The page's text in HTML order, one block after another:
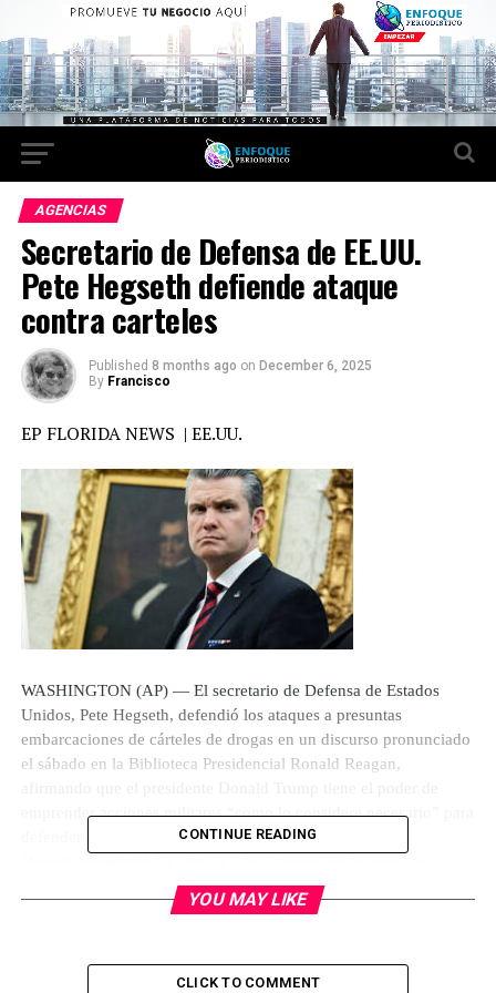
AGENCIAS
Secretario de Defensa de EE.UU.
Pete Hegseth defiende ataque
contra carteles
Published 8 months ago on December 6, 2025
By Francisco
EP FLORIDA NEWS | EE.UU.
WASHINGTON (AP) — El secretario de Defensa de Estados
Unidos, Pete Hegseth, defendió los ataques a presuntas
embarcaciones de cárteles de drogas en un discurso pronunciado
el sábado en la Biblioteca Presidencial Ronald Reagan,
emprender acciones militares “como lo considere necesario” para
muerto más de 80 personas, y ahora enfrentan un intenso
escrutinio por preocupaciones de que violaron el derecho
la guerra contra el terrorismo tras los ataques del 11 de
CONTINUE READING
YOU MAY LIKE
CLICK TO COMMENT